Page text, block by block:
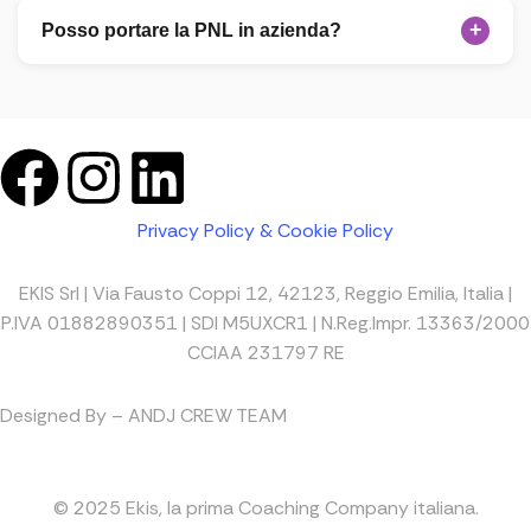
di PNL nel rispetto delle linee guida della Society of
Posso portare la PNL in azienda? +
Privacy Policy & Cookie Policy
EKIS Srl | Via Fausto Coppi 12, 42123, Reggio Emilia, Italia |
P.IVA 01882890351 | SDI M5UXCR1 | N.Reg.Impr. 13363/2000
CCIAA 231797 RE
Designed By – ANDJ CREW TEAM
© 2025 Ekis, la prima Coaching Company italiana.